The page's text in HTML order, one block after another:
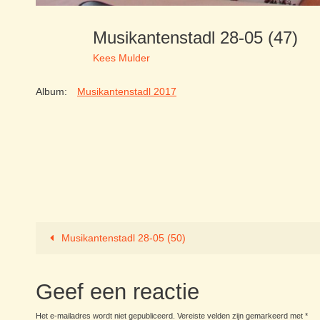
Musikantenstadl 28-05 (47)
Kees Mulder
Album: Musikantenstadl 2017
Musikantenstadl 28-05 (50)
Geef een reactie
Het e-mailadres wordt niet gepubliceerd. Vereiste velden zijn gemarkeerd met *